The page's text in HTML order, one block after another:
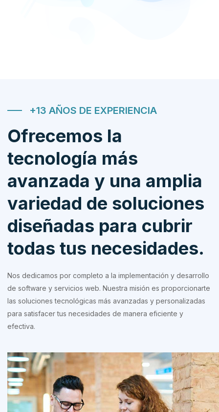
+13 AÑOS DE EXPERIENCIA
Ofrecemos la
tecnología más
avanzada y una amplia
variedad de soluciones
diseñadas para cubrir
todas tus necesidades.
Nos dedicamos por completo a la implementación y desarrollo
de software y servicios web. Nuestra misión es proporcionarte
las soluciones tecnológicas más avanzadas y personalizadas
para satisfacer tus necesidades de manera eficiente y
efectiva.